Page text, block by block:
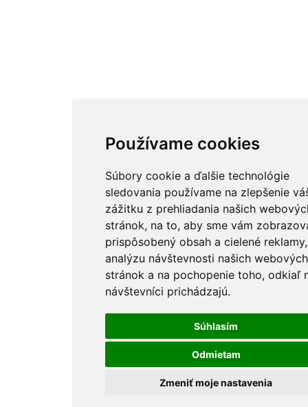
Používame cookies
Súbory cookie a ďalšie technológie
sledovania používame na zlepšenie
zážitku z prehliadania našich
stránok, na to, aby sme vám
prispôsobený obsah a cielené
analýzu návštevnosti našich webových
stránok a na pochopenie toho, odkiaľ
návštevníci prichádzajú.
Súhlasím
Odmietam
Zmeniť moje nastavenia